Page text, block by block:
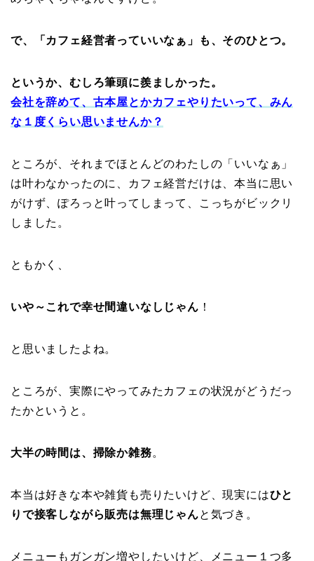
で、「カフェ経営者っていいなぁ」も、そのひとつ。
というか、むしろ筆頭に羨ましかった。
会社を辞めて、古本屋とかカフェやりたいって、みん
な１度くらい思いませんか？
ところが、それまでほとんどのわたしの「いいなぁ」
は叶わなかったのに、カフェ経営だけは、本当に思い
がけず、ぽろっと叶ってしまって、こっちがビックリ
しました。
ともかく、
いや～これで幸せ間違いなしじゃん ！
と思いましたよね。
ところが、実際にやってみたカフェの状況がどうだっ
たかというと。
大半の時間は、掃除か雑務。
本当は好きな本や雑貨も売りたいけど、現実にはひと
りで接客しながら販売は無理じゃんと気づき。
メニューもガンガン増やしたいけど、メニュー１つ多